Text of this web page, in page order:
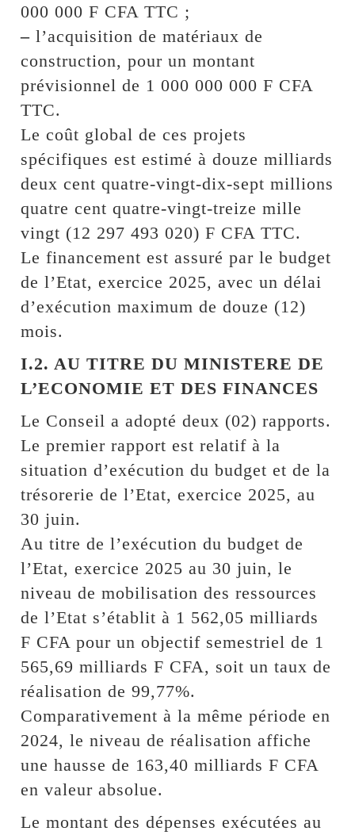
000 000 F CFA TTC ;
– l’acquisition de matériaux de
construction, pour un montant
prévisionnel de 1 000 000 000 F CFA
TTC.
Le coût global de ces projets
spécifiques est estimé à douze milliards
deux cent quatre-vingt-dix-sept millions
quatre cent quatre-vingt-treize mille
vingt (12 297 493 020) F CFA TTC.
Le financement est assuré par le budget
de l’Etat, exercice 2025, avec un délai
d’exécution maximum de douze (12)
mois.
I.2. AU TITRE DU MINISTERE DE
L’ECONOMIE ET DES FINANCES
Le Conseil a adopté deux (02) rapports.
Le premier rapport est relatif à la
situation d’exécution du budget et de la
trésorerie de l’Etat, exercice 2025, au
30 juin.
Au titre de l’exécution du budget de
l’Etat, exercice 2025 au 30 juin, le
niveau de mobilisation des ressources
de l’Etat s’établit à 1 562,05 milliards
F CFA pour un objectif semestriel de 1
565,69 milliards F CFA, soit un taux de
réalisation de 99,77%.
Comparativement à la même période en
2024, le niveau de réalisation affiche
une hausse de 163,40 milliards F CFA
en valeur absolue.
Le montant des dépenses exécutées au